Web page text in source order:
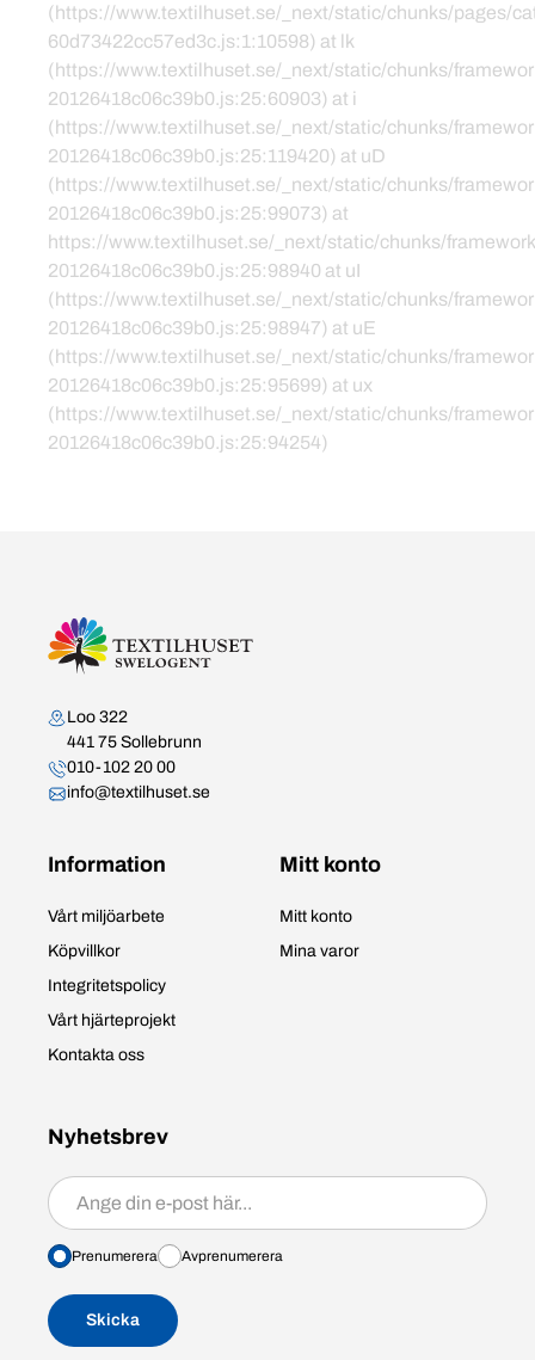
(https://www.textilhuset.se/_next/static/chunks/pages/
60d73422cc57ed3c.js:1:10598) at lk
(https://www.textilhuset.se/_next/static/chunks/
20126418c06c39b0.js:25:60903) at i
(https://www.textilhuset.se/_next/static/chunks/
20126418c06c39b0.js:25:119420) at uD
(https://www.textilhuset.se/_next/static/chunks/
20126418c06c39b0.js:25:99073) at
https://www.textilhuset.se/_next/static/chunks/
20126418c06c39b0.js:25:98940 at uI
(https://www.textilhuset.se/_next/static/chunks/
20126418c06c39b0.js:25:98947) at uE
(https://www.textilhuset.se/_next/static/chunks/
20126418c06c39b0.js:25:95699) at ux
(https://www.textilhuset.se/_next/static/chunks/
20126418c06c39b0.js:25:94254)
Kontakta oss
Loo 322
441 75 Sollebrunn
010-102 20 00
info@textilhuset.se
Information
Vårt miljöarbete
Köpvillkor
Integritetspolicy
Vårt hjärteprojekt
Kontakta oss
Mitt konto
Mitt konto
Mina varor
Nyhetsbrev
Prenumerera/avprenumerera
Prenumerera Avprenumerera
Skicka